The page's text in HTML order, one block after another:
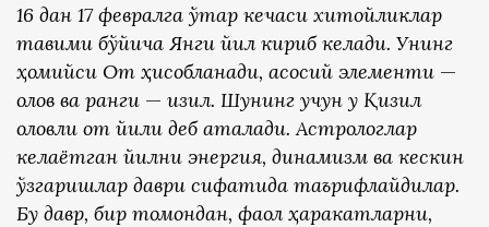
16 дан 17 февралга ўтар кечаси хитойликлар
тақвими бўйича Янги йил кириб келади. Унинг
ҳомийси От ҳисобланади, асосий элементи —
олов ва ранги — қизил. Шунинг учун у Қизил
оловли от йили деб аталади. Астрологлар
келаётган йилни энергия, динамизм ва кескин
ўзгаришлар даври сифатида таърифлайдилар.
Бу давр, бир томондан, фаол ҳаракатларни,